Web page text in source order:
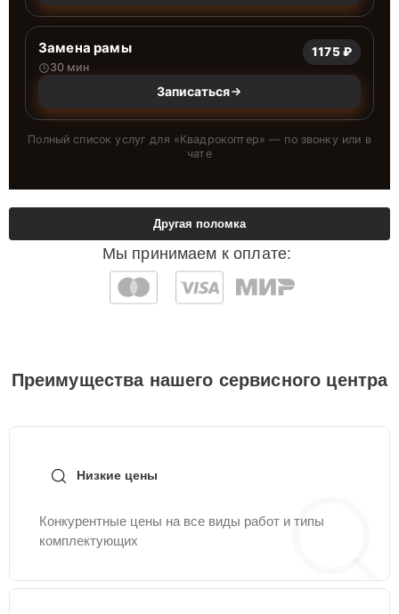
Замена рамы
30 мин
1175 ₽
Записаться
Полный список услуг для «Квадрокоптер» — по звонку или в
чате
Мы принимаем к оплате:
Другая поломка
Преимущества нашего сервисного центра
Низкие цены
Конкурентные цены на все виды работ и типы
комплектующих